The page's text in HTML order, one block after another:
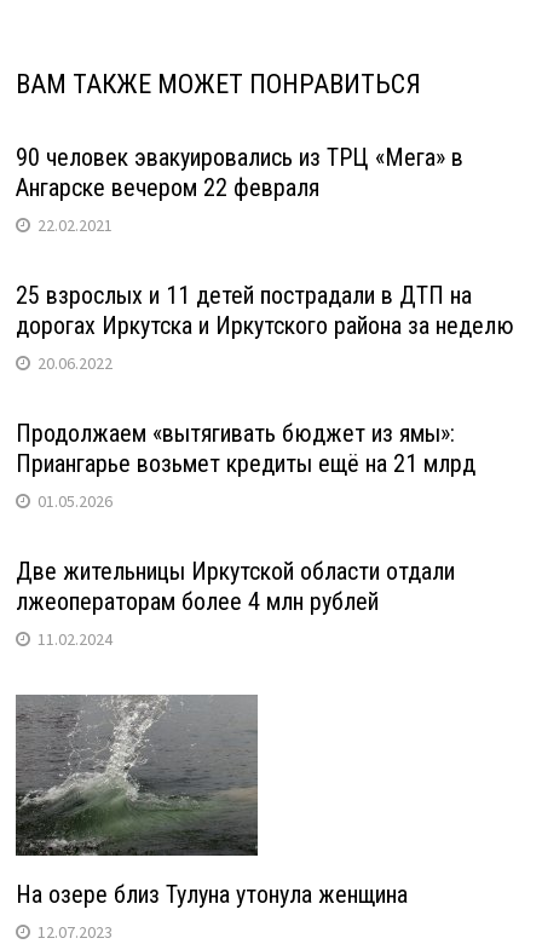
ВАМ ТАКЖЕ МОЖЕТ ПОНРАВИТЬСЯ
90 человек эвакуировались из ТРЦ «Мега» в
Ангарске вечером 22 февраля
22.02.2021
25 взрослых и 11 детей пострадали в ДТП на
дорогах Иркутска и Иркутского района за неделю
20.06.2022
Продолжаем «вытягивать бюджет из ямы»:
Приангарье возьмет кредиты ещё на 21 млрд
01.05.2026
Две жительницы Иркутской области отдали
лжеоператорам более 4 млн рублей
11.02.2024
На озере близ Тулуна утонула женщина
12.07.2023